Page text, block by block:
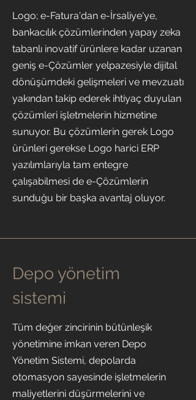
Logo; e-Fatura'dan e-İrsaliye'ye,
bankacılık çözümlerinden yapay zeka
tabanlı inovatif ürünlere kadar uzanan
geniş e-Çözümler yelpazesiyle dijital
dönüşümdeki gelişmeleri ve mevzuatı
yakından takip ederek ihtiyaç duyulan
çözümleri işletmelerin hizmetine
sunuyor. Bu çözümlerin gerek Logo
ürünleri gerekse Logo harici ERP
yazılımlarıyla tam entegre
çalışabilmesi de e-Çözümlerin
sunduğu bir başka avantaj oluyor.
Depo yönetim
sistemi
Tüm değer zincirinin bütünleşik
yönetimine imkan veren Depo
Yönetim Sistemi, depolarda
otomasyon sayesinde işletmelerin
maliyetlerini düşürmelerini ve